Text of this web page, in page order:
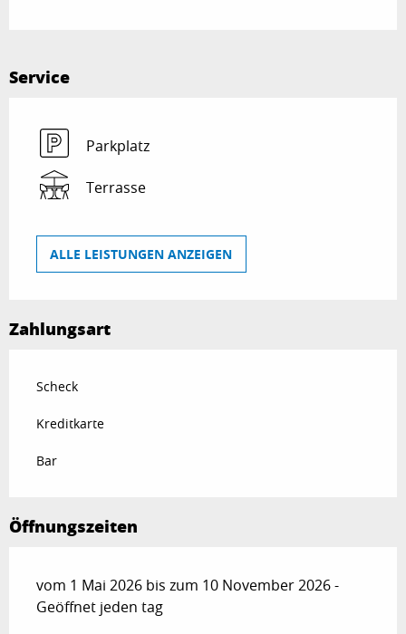
Service
Parkplatz
Terrasse
ALLE LEISTUNGEN ANZEIGEN
Zahlungsart
Scheck
Kreditkarte
Bar
Öffnungszeiten
vom 1 Mai 2026 bis zum 10 November 2026 -
Geöffnet jeden tag